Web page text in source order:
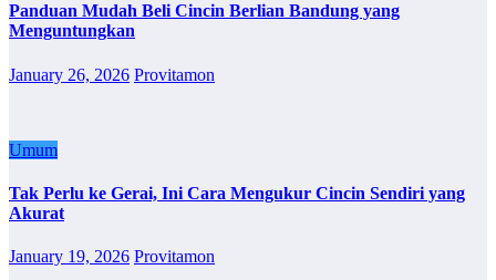
Panduan Mudah Beli Cincin Berlian Bandung yang
Menguntungkan
January 26, 2026 Provitamon
Umum
Tak Perlu ke Gerai, Ini Cara Mengukur Cincin Sendiri yang
Akurat
January 19, 2026 Provitamon